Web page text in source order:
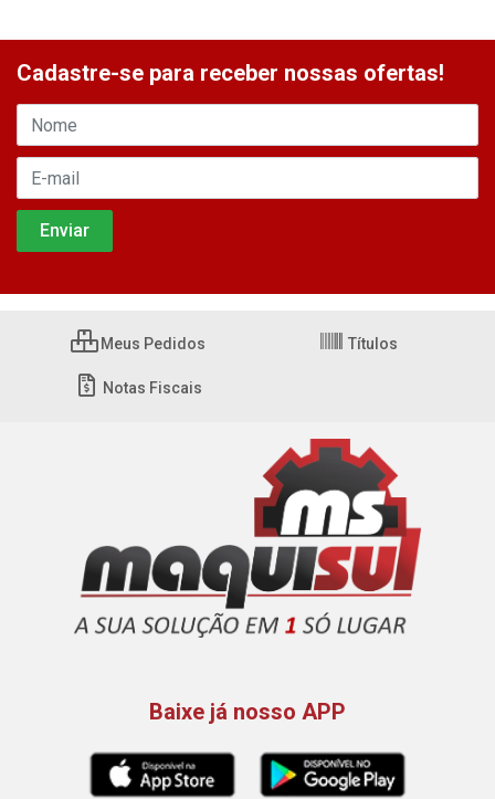
Cadastre-se para receber nossas ofertas!
Meus Pedidos Títulos
Notas Fiscais
Baixe já nosso APP